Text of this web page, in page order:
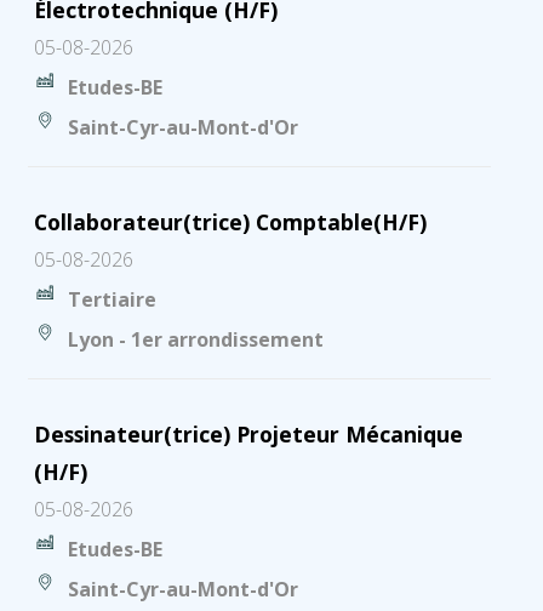
Électrotechnique (H/F)
05-08-2026
Etudes-BE
Saint-Cyr-au-Mont-d'Or
Collaborateur(trice) Comptable(H/F)
05-08-2026
Tertiaire
Lyon - 1er arrondissement
Dessinateur(trice) Projeteur Mécanique
(H/F)
05-08-2026
Etudes-BE
Saint-Cyr-au-Mont-d'Or